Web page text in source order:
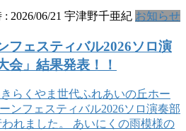
: 2026/06/21 宇津野千亜紀 お知らせ
」結果発表！！
らくやま世代ふれあいの丘ホー
ンフェスティバル2026ソロ演奏部
れました。 あいにくの雨模様の